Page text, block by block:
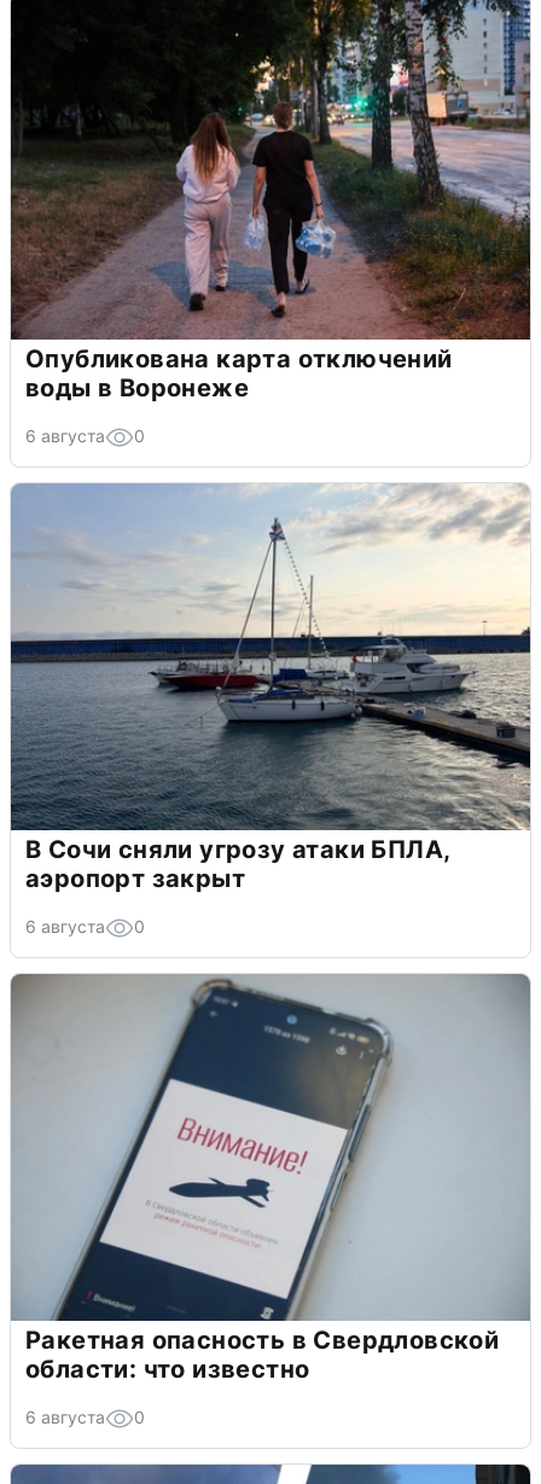
Опубликована карта отключений
воды в Воронеже
6 августа 0
В Сочи сняли угрозу атаки БПЛА,
аэропорт закрыт
6 августа 0
Ракетная опасность в Свердловской
области: что известно
6 августа 0